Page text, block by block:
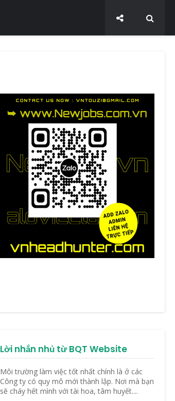
Lời nhắn nhủ từ BQT Website
Môi trường làm việc tốt nhất chính là ở các
Công ty có quy mô mới thành lập. Nơi mà bạn
sẽ cháy hết mình với tài hoa, tâm huyết....